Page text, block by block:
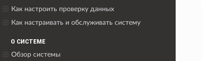
Как настроить проверку данных
Как настраивать и обслуживать систему
О СИСТЕМЕ
Обзор системы